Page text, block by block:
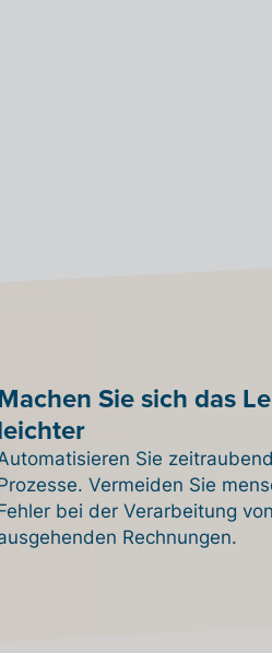
Sie sich das
Sie
Vermeiden Sie
bei der Verarbeitung
Rechnungen.